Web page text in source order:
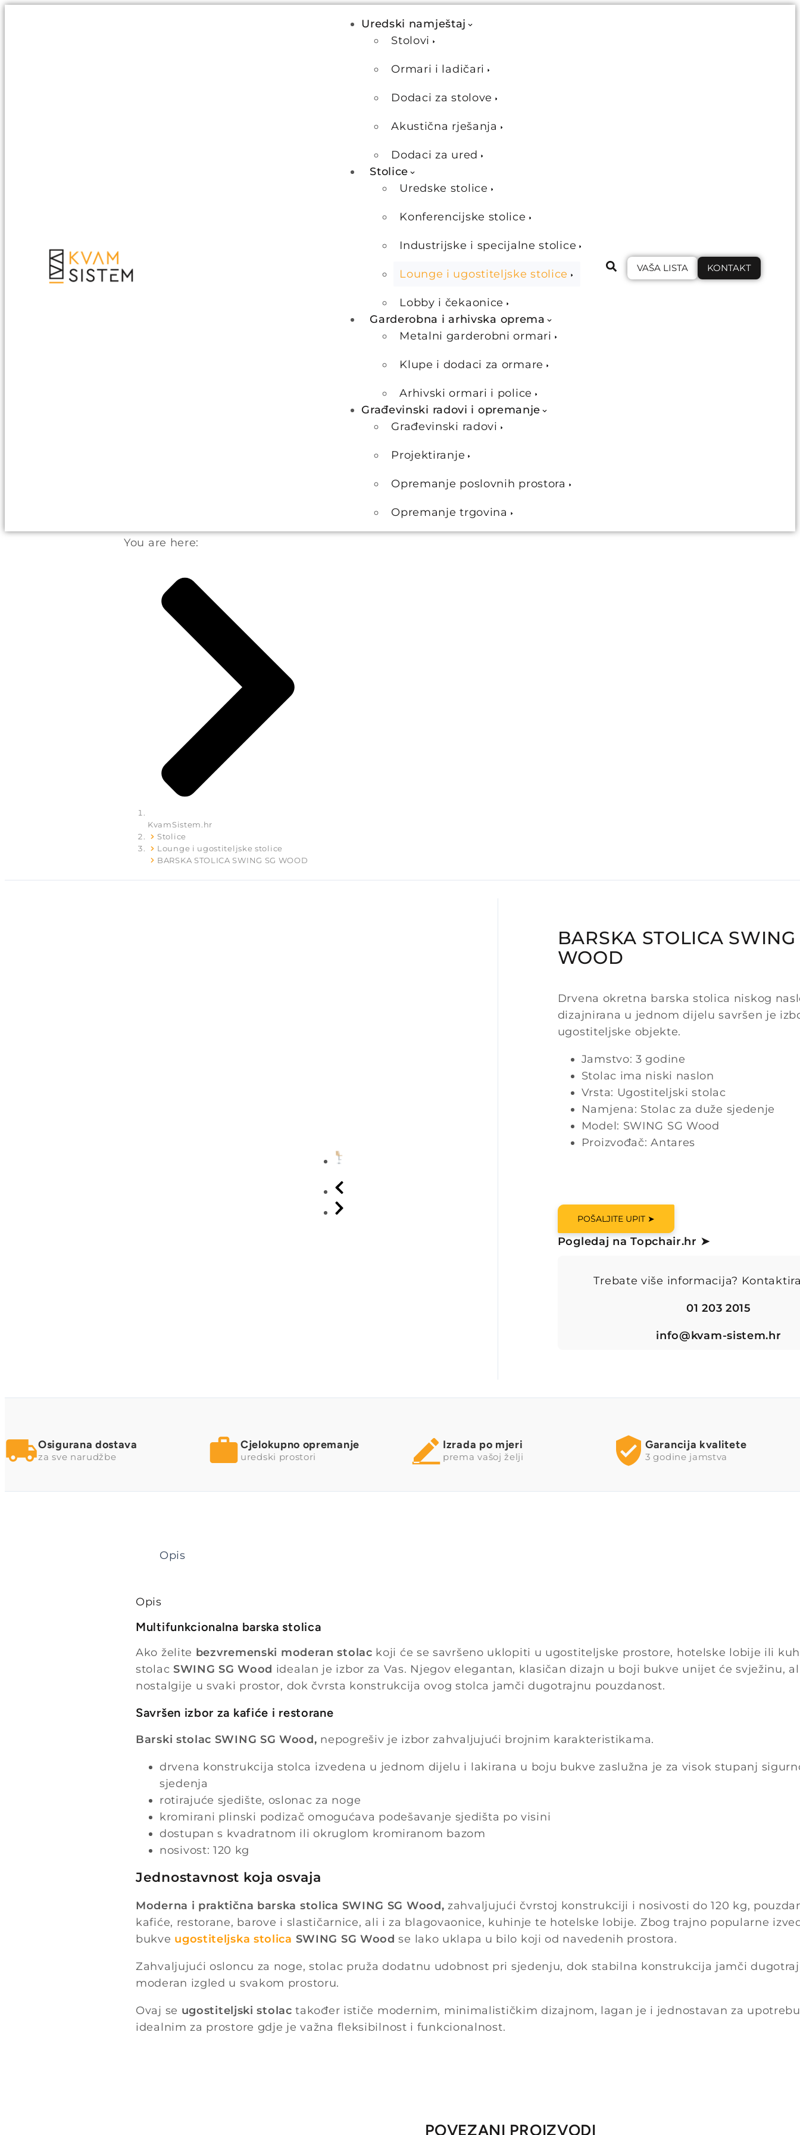
Uredski namještaj
Stolovi
Ormari i ladičari
Dodaci za stolove
Akustična rješanja
Dodaci za ured
Stolice
Uredske stolice
Konferencijske stolice
Industrijske i specijalne stolice
Lounge i ugostiteljske stolice
Lobby i čekaonice
Garderobna i arhivska oprema
Metalni garderobni ormari
Klupe i dodaci za ormare
Arhivski ormari i police
Građevinski radovi i opremanje
Građevinski radovi
Projektiranje
Opremanje poslovnih prostora
Opremanje trgovina
VAŠA LISTA KONTAKT
You are here:
KvamSistem.hr
Stolice
Lounge i ugostiteljske stolice
BARSKA STOLICA SWING SG WOOD
BARSKA STOLICA SWING
WOOD
Drvena okretna barska stolica niskog
dizajnirana u jednom dijelu savršen je
ugostiteljske objekte.
Jamstvo: 3 godine
Stolac ima niski naslon
Vrsta: Ugostiteljski stolac
Namjena: Stolac za duže sjedenje
Model: SWING SG Wood
Proizvođač: Antares
POŠALJITE UPIT ➤
Pogledaj na Topchair.hr ➤
Trebate više informacija?
01 203 2015
info@kvam-sistem.hr
Osigurana dostava
za sve narudžbe
Cjelokupno opremanje
uredski prostori
Izrada po mjeri
prema vašoj želji
Garancija kvalitete
3 godine jamstva
Opis
Opis
Multifunkcionalna barska stolica
Ako želite bezvremenski moderan stolac koji će se savršeno uklopiti u ugostiteljske prostore, hotelske lobije ili
stolac SWING SG Wood idealan je izbor za Vas. Njegov elegantan, klasičan dizajn u boji bukve unijet će svježinu,
nostalgije u svaki prostor, dok čvrsta konstrukcija ovog stolca jamči dugotrajnu pouzdanost.
Savršen izbor za kafiće i restorane
Barski stolac SWING SG Wood, nepogrešiv je izbor zahvaljujući brojnim karakteristikama.
drvena konstrukcija stolca izvedena u jednom dijelu i lakirana u boju bukve zaslužna je za visok stupanj
sjedenja
rotirajuće sjedište, oslonac za noge
kromirani plinski podizač omogućava podešavanje sjedišta po visini
dostupan s kvadratnom ili okruglom kromiranom bazom
nosivost: 120 kg
Jednostavnost koja osvaja
Moderna i praktična barska stolica SWING SG Wood, zahvaljujući čvrstoj konstrukciji i nosivosti do 120 kg,
kafiće, restorane, barove i slastičarnice, ali i za blagovaonice, kuhinje te hotelske lobije. Zbog trajno popularne
bukve ugostiteljska stolica SWING SG Woodse lako uklapa u bilo koji od navedenih prostora.
Zahvaljujući osloncu za noge, stolac pruža dodatnu udobnost pri sjedenju, dok stabilna konstrukcija jamči
moderan izgled u svakom prostoru.
Ovaj se ugostiteljski stolac također ističe modernim, minimalističkim dizajnom, lagan je i jednostavan za
idealnim za prostore gdje je važna fleksibilnost i funkcionalnost.
POVEZANI PROIZVODI